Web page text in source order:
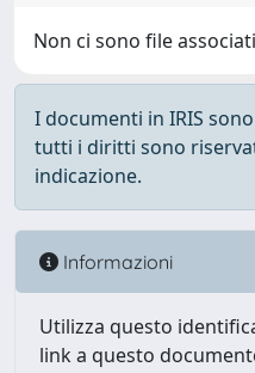
Non ci sono file
I documenti in IRIS
tutti i diritti sono
indicazione.
Informazioni
Utilizza questo
link a questo